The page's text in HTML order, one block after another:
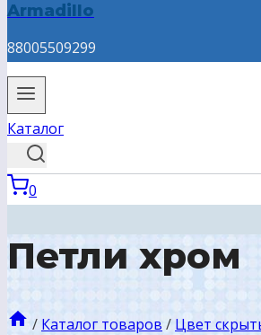
Armadillo
88005509299
Каталог
0
Петли хром
/ Каталог товаров / Цвет